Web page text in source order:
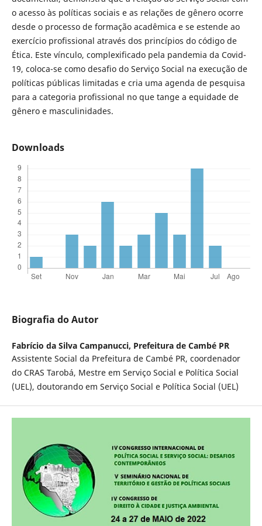
o acesso às políticas sociais e as relações de gênero ocorre
desde o processo de formação acadêmica e se estende ao
exercício profissional através dos princípios do código de
Ética. Este vínculo, complexificado pela pandemia da Covid-
19, coloca-se como desafio do Serviço Social na execução de
políticas públicas limitadas e cria uma agenda de pesquisa
para a categoria profissional no que tange a equidade de
gênero e masculinidades.
Downloads
Biografia do Autor
Fabrício da Silva Campanucci, Prefeitura de Cambé PR
Assistente Social da Prefeitura de Cambé PR, coordenador
do CRAS Tarobá, Mestre em Serviço Social e Política Social
(UEL), doutorando em Serviço Social e Política Social (UEL)